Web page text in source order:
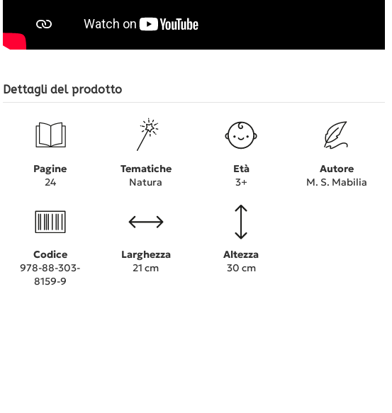
Dettagli del prodotto
Pagine
24
Tematiche
Natura
Età
3+
Autore
M. S. Mabilia
Codice
978-88-303-
8159-9
Larghezza
21 cm
Altezza
30 cm